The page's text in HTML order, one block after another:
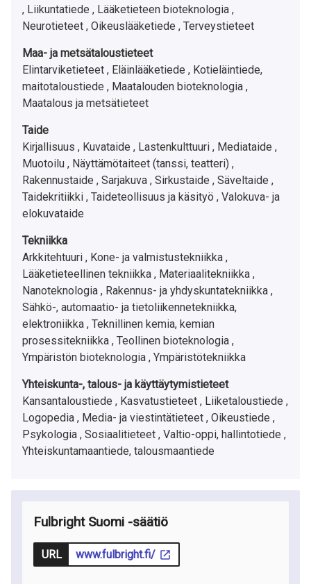
, Liikuntatiede , Lääketieteen bioteknologia ,
Neurotieteet , Oikeuslääketiede , Terveystieteet
Maa- ja metsätaloustieteet
Elintarviketieteet , Eläinlääketiede , Kotieläintiede,
maitotaloustiede , Maatalouden bioteknologia ,
Maatalous ja metsätieteet
Taide
Kirjallisuus , Kuvataide , Lastenkulttuuri , Mediataide ,
Muotoilu , Näyttämötaiteet (tanssi, teatteri) ,
Rakennustaide , Sarjakuva , Sirkustaide , Säveltaide ,
Taidekritiikki , Taideteollisuus ja käsityö , Valokuva- ja
elokuvataide
Tekniikka
Arkkitehtuuri , Kone- ja valmistustekniikka ,
Lääketieteellinen tekniikka , Materiaalitekniikka ,
Nanoteknologia , Rakennus- ja yhdyskuntatekniikka ,
Sähkö-, automaatio- ja tietoliikennetekniikka,
elektroniikka , Teknillinen kemia, kemian
prosessitekniikka , Teollinen bioteknologia ,
Ympäristön bioteknologia , Ympäristötekniikka
Yhteiskunta-, talous- ja käyttäytymistieteet
Kansantaloustiede , Kasvatustieteet , Liiketaloustiede ,
Logopedia , Media- ja viestintätieteet , Oikeustiede ,
Psykologia , Sosiaalitieteet , Valtio-oppi, hallintotiede ,
Yhteiskuntamaantiede, talousmaantiede
Fulbright Suomi -säätiö
URL www.fulbright.fi/